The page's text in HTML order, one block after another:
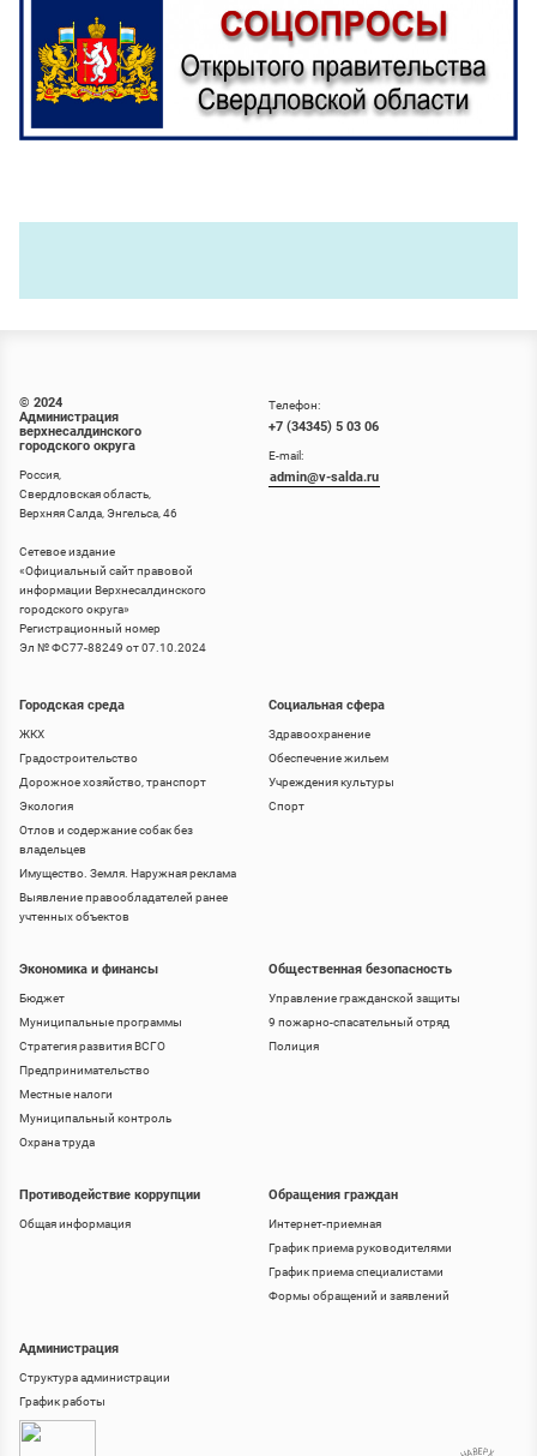
© 2024
Администрация
верхнесалдинского
городского округа
Россия,
Свердловская область,
Верхняя Салда, Энгельса, 46
Сетевое издание
«Официальный сайт правовой
информации Верхнесалдинского
городского округа»
Регистрационный номер
Эл № ФС77-88249 от 07.10.2024
Городская среда
ЖКХ
Градостроительство
Дорожное хозяйство, транспорт
Экология
Отлов и содержание собак без
владельцев
Имущество. Земля. Наружная реклама
Выявление правообладателей ранее
учтенных объектов
Социальная сфера
Здравоохранение
Обеспечение жильем
Учреждения культуры
Спорт
Телефон:
+7 (34345) 5 03 06
E-mail:
admin@v-salda.ru
Экономика и финансы
Бюджет
Муниципальные программы
Стратегия развития ВСГО
Предпринимательство
Местные налоги
Муниципальный контроль
Охрана труда
Общественная безопасность
Управление гражданской защиты
9 пожарно-спасательный отряд
Полиция
Противодействие коррупции
Общая информация
Обращения граждан
Интернет-приемная
График приема руководителями
График приема специалистами
Формы обращений и заявлений
Администрация
Структура администрации
График работы